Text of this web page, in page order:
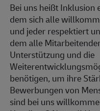
Bei uns heißt Inklusion
dem sich alle
und jeder respektiert
dem alle
Unterstützung und die
benötigen, um ihre
Bewerbungen von
sind bei uns